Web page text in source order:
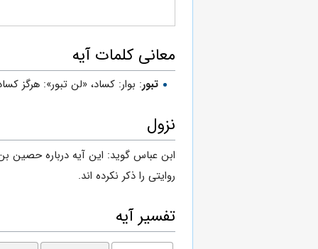
معانی کلمات آیه
تبور: بوار: كساد، «لن تبور»: هرگز
نزول
ابن عباس گوید: این آیه درباره حصین
روایتى را ذکر نکرده اند.
تفسیر آیه